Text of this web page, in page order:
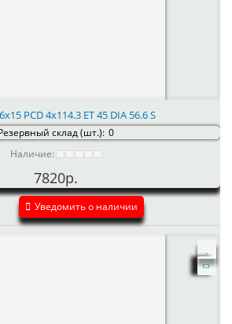
PCD 4x114.3 ET 45 DIA 56.6 S
склад (шт.): 0
Наличие:
7820р.
Уведомить о наличии